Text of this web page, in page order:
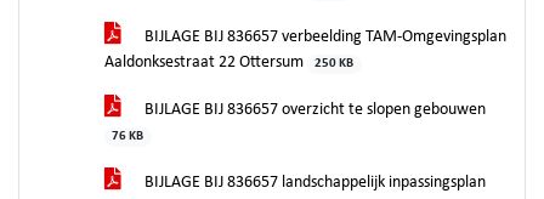
BIJLAGE BIJ 836657 verbeelding TAM-Omgevingsplan
Aaldonksestraat 22 Ottersum
250 KB
BIJLAGE BIJ 836657 overzicht te slopen gebouwen
76 KB
BIJLAGE BIJ 836657 landschappelijk inpassingsplan